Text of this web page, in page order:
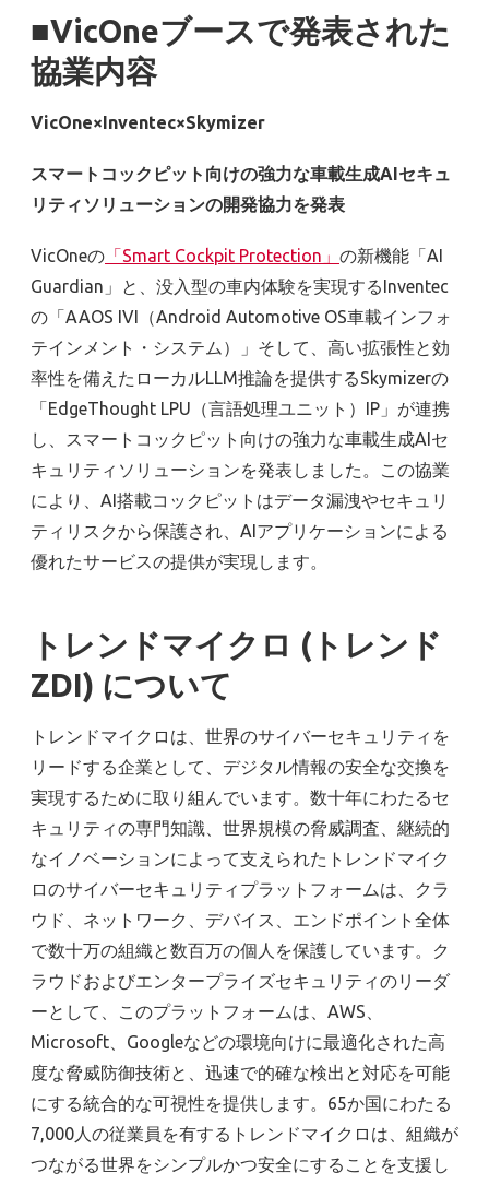
■VicOneブースで発表された
協業内容
VicOne×Inventec×Skymizer
スマートコックピット向けの強力な車載生成AIセキュ
リティソリューションの開発協力を発表
VicOneの 「Smart Cockpit Protection」 の新機能「AI
Guardian」と、没入型の車内体験を実現するInventec
の「AAOS IVI（Android Automotive OS車載インフォ
テインメント・システム）」そして、高い拡張性と効
率性を備えたローカルLLM推論を提供するSkymizerの
「EdgeThought LPU（言語処理ユニット）IP」が連携
し、スマートコックピット向けの強力な車載生成AIセ
キュリティソリューションを発表しました。この協業
により、AI搭載コックピットはデータ漏洩やセキュリ
ティリスクから保護され、AIアプリケーションによる
優れたサービスの提供が実現します。
トレンドマイクロ (トレンド
ZDI) について
トレンドマイクロは、世界のサイバーセキュリティを
リードする企業として、デジタル情報の安全な交換を
実現するために取り組んでいます。数十年にわたるセ
キュリティの専門知識、世界規模の脅威調査、継続的
なイノベーションによって支えられたトレンドマイク
ロのサイバーセキュリティプラットフォームは、クラ
ウド、ネットワーク、デバイス、エンドポイント全体
で数十万の組織と数百万の個人を保護しています。ク
ラウドおよびエンタープライズセキュリティのリーダ
ーとして、このプラットフォームは、AWS、
Microsoft、Googleなどの環境向けに最適化された高
度な脅威防御技術と、迅速で的確な検出と対応を可能
にする統合的な可視性を提供します。65か国にわたる
7,000人の従業員を有するトレンドマイクロは、組織が
つながる世界をシンプルかつ安全にすることを支援し